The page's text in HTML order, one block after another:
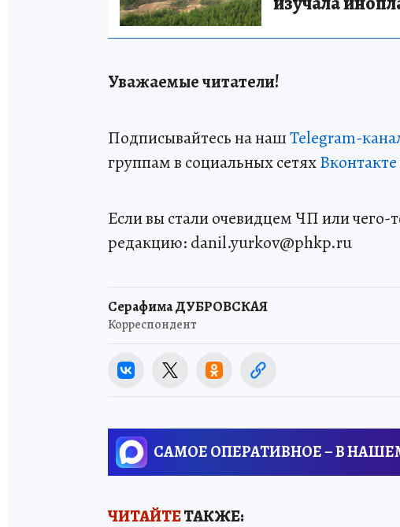
Уважаемые читатели!
Подписывайтесь на нашTelegram-
группам в социальных сетяхВконтакте
Если вы стали очевидцем ЧП или чего-
редакцию: danil.yurkov@phkp.ru
Серафима ДУБРОВСКАЯ
Корреспондент
САМОЕ ОПЕРАТИВНОЕ – В
ЧИТАЙТЕТАКЖЕ: